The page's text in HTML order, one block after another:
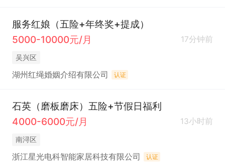
服务红娘（五险+年终奖+提成）
5000-10000元/月
17分钟前
吴兴区
湖州红绳婚姻介绍有限公司 认证
石英（磨板磨床）五险+节假日福利
4000-6000元/月
13小时前
南浔区
浙江星光电科智能家居科技有限公司 认证